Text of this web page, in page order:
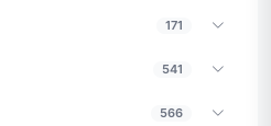
171
541
566